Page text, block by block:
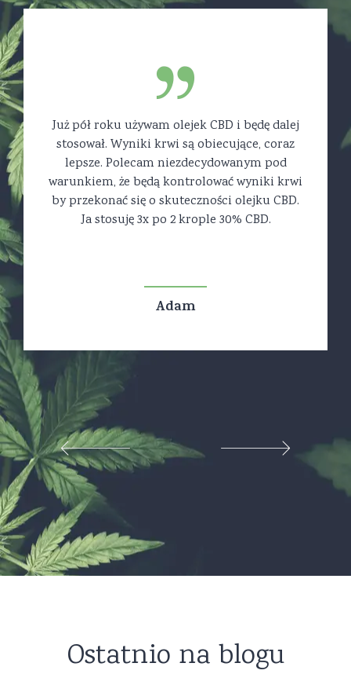
Już pół roku używam olejek CBD i będę dalej
stosował. Wyniki krwi są obiecujące, coraz
lepsze. Polecam niezdecydowanym pod
warunkiem, że będą kontrolować wyniki krwi
by przekonać się o skuteczności olejku CBD.
Ja stosuję 3x po 2 krople 30% CBD.
Adam
Ostatnio na blogu